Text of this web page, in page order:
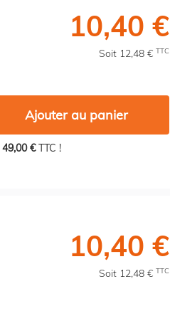
10,40 €
Soit 12,48 € TTC
Ajouter au panier
49,00 €TTC !
10,40 €
Soit 12,48 € TTC